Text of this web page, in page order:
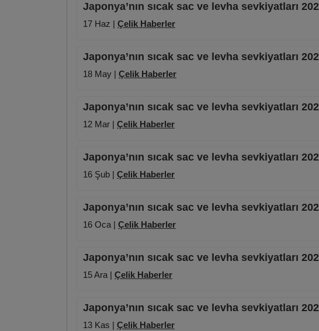
Japonya’nın sıcak sac ve levha sevkiyatları
17 Haz | Çelik Haberler
Japonya’nın sıcak sac ve levha sevkiyatları
18 May | Çelik Haberler
Japonya’nın sıcak sac ve levha sevkiyatları
12 Mar | Çelik Haberler
Japonya’nın sıcak sac ve levha sevkiyatları
16 Şub | Çelik Haberler
Japonya’nın sıcak sac ve levha sevkiyatları
16 Oca | Çelik Haberler
Japonya’nın sıcak sac ve levha sevkiyatları
15 Ara | Çelik Haberler
Japonya’nın sıcak sac ve levha sevkiyatları
13 Kas | Çelik Haberler